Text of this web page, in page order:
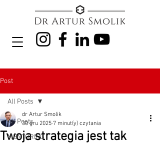
Post
All Posts
MENTORING
All Posts
Twoja strategia jest tak
dr Artur Smolik
30 gru 2025 7 minut(y) czytania